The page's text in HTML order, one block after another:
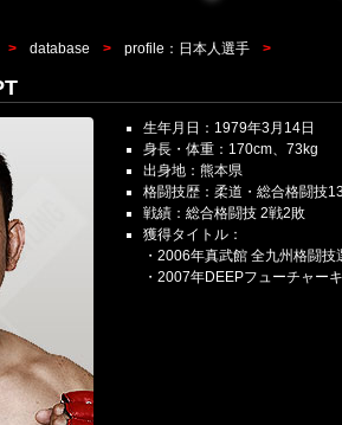
database profile：日本人選手
生年月日：1979年3月14日
身長・体重：170cm、73kg
出身地：熊本県
格闘技歴：柔道・総合格闘技
戦績：総合格闘技 2戦2敗
獲得タイトル：
・2006年真武館 全九州格闘
・2007年DEEPフューチャー